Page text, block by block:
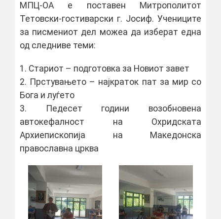
МПЦ-OA e поставен Митрополитот
Тетовски-гостиварски г. Јосиф. Учениците
за писмениот дел можеа да изберат една
од следниве теми:
1. Стариот – подготовка за Новиот завет
2. Прстувањето – најкраток пат за мир со
Бога и луѓето
3. Педесет години возобновена
автокефалност на Охридската
Архиепископија на Македонска
православна црква